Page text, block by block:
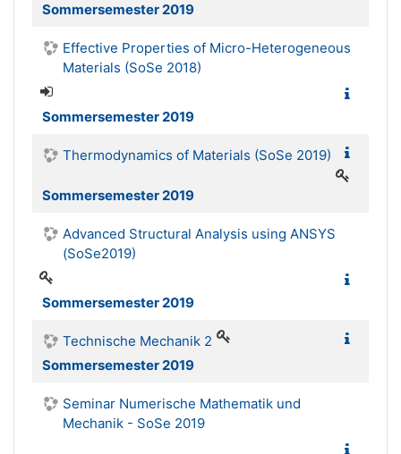
Sommersemester 2019
Effective Properties of Micro-Heterogeneous
Materials (SoSe 2018)
Sommersemester 2019
Thermodynamics of Materials (SoSe 2019)
Sommersemester 2019
Advanced Structural Analysis using ANSYS
(SoSe2019)
Sommersemester 2019
Technische Mechanik 2
Sommersemester 2019
Seminar Numerische Mathematik und
Mechanik - SoSe 2019